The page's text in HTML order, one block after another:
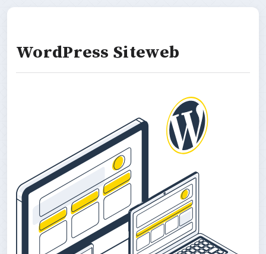
WordPress Siteweb